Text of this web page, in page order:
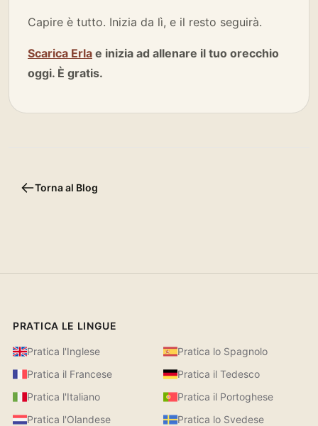
Capire è tutto. Inizia da lì, e il resto seguirà.
Scarica Erla e inizia ad allenare il tuo orecchio
oggi. È gratis.
Torna al Blog
PRATICA LE LINGUE
Pratica l'Inglese
Pratica lo Spagnolo
Pratica il Francese
Pratica il Tedesco
Pratica l'Italiano
Pratica il Portoghese
Pratica l'Olandese
Pratica lo Svedese